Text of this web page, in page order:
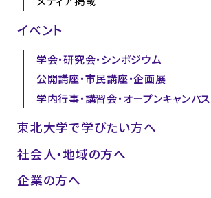
イベント
学会・研究会・シンポジウム
公開講座・市民講座・企画展
学内行事・講習会・オープンキャンパス
東北大学で学びたい方へ
社会人・地域の方へ
企業の方へ